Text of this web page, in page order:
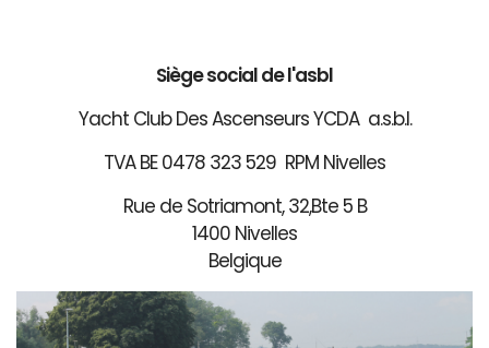
Siège social de l'asbl
Yacht Club Des Ascenseurs YCDA a.s.b.l.
TVA BE 0478 323 529 RPM Nivelles
Rue de Sotriamont, 32,Bte 5 B
1400 Nivelles
Belgique